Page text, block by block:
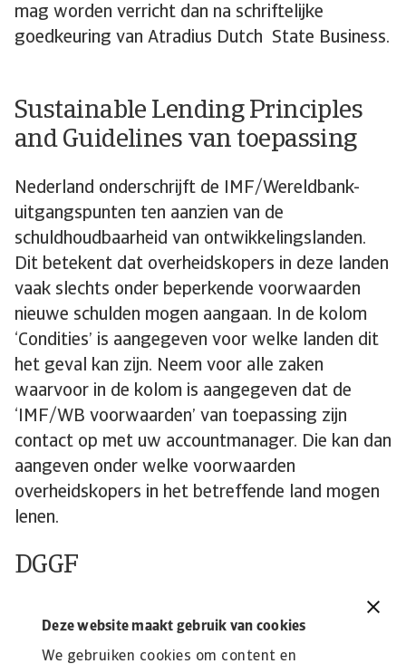
Deze website maakt gebruik van cookies
We gebruiken cookies om content en
mag worden verricht dan na schriftelijke
goedkeuring van Atradius Dutch State Business.
Sustainable Lending Principles
and Guidelines van toepassing
Nederland onderschrijft de IMF/Wereldbank-
uitgangspunten ten aanzien van de
schuldhoudbaarheid van ontwikkelingslanden.
Dit betekent dat overheidskopers in deze landen
vaak slechts onder beperkende voorwaarden
nieuwe schulden mogen aangaan. In de kolom
‘Condities’ is aangegeven voor welke landen dit
het geval kan zijn. Neem voor alle zaken
waarvoor in de kolom is aangegeven dat de
‘IMF/WB voorwaarden’ van toepassing zijn
contact op met uw accountmanager. Die kan dan
aangeven onder welke voorwaarden
overheidskopers in het betreffende land mogen
lenen.
DGGF
Open voor dekking onder het Dutch Good